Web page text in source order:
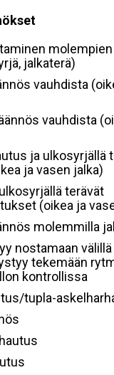
jalkaterä)
vauhdista
vauhdista
ja ulkosyrjällä
ja vasen jalka)
terävät
(oikea ja
molemmilla
nostamaan
tekemään
kontrollissa
tupla-